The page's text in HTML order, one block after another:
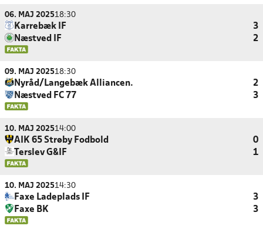
06. MAJ 202518:30
Karrebæk IF
3
Næstved IF
2
09. MAJ 202518:30
Nyråd/Langebæk Alliancen.
2
Næstved FC 77
3
10. MAJ 202514:00
AIK 65 Strøby Fodbold
0
Terslev G&IF
1
10. MAJ 202514:30
Faxe Ladeplads IF
3
Faxe BK
3